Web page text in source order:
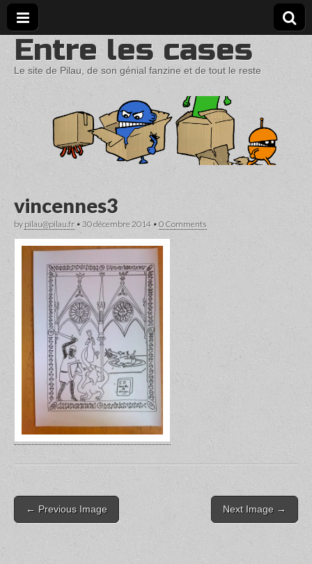
Entre les cases
Le site de Pilau, de son génial fanzine et de tout le reste
vincennes3
by pilau@pilau.fr • 30 décembre 2014 •0 Comments
Post
navigation
← Previous Image Next Image →